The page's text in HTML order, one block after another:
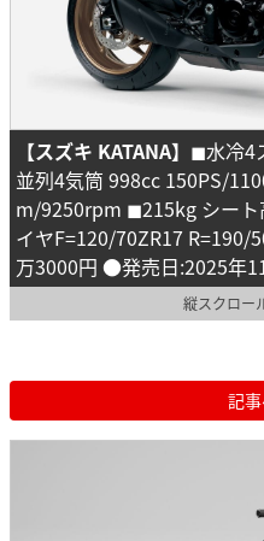
【スズキ KATANA】 ◼︎水冷4
並列4気筒 998cc 150PS/
m/9250rpm ◼︎215kg シー
イヤF=120/70ZR17 R=190/
万3000円 ●発売日:2025年
縦スクロー
記